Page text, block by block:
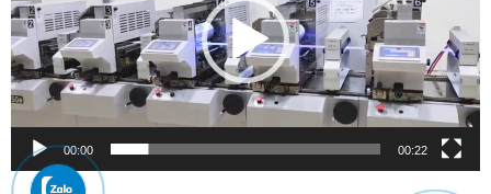
00:00 00:22